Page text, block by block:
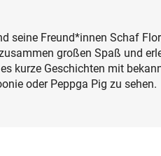
seine Freund*innen Schaf
großen Spaß und
kurze Geschichten mit
oder Peppga Pig zu sehen.